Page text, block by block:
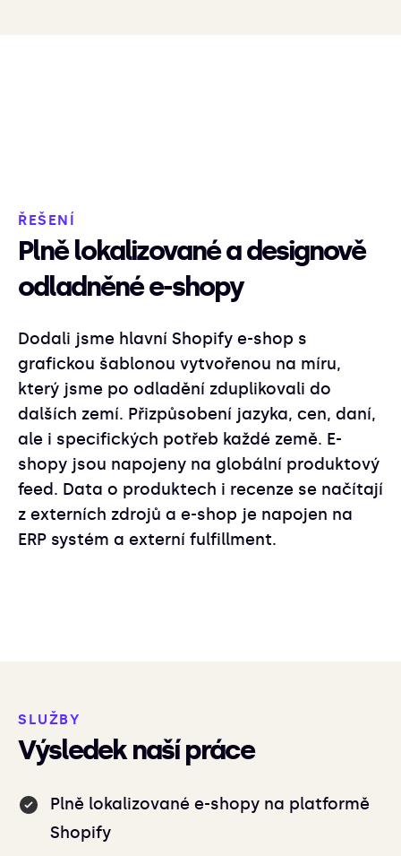
ŘEŠENÍ
Plně lokalizované a designově
odladněné e-shopy
Dodali jsme hlavní Shopify e-shop s
grafickou šablonou vytvořenou na míru,
který jsme po odladění zduplikovali do
dalších zemí. Přizpůsobení jazyka, cen, daní,
ale i specifických potřeb každé země. E-
shopy jsou napojeny na globální produktový
feed. Data o produktech i recenze se načítají
z externích zdrojů a e-shop je napojen na
ERP systém a externí fulfillment.
SLUŽBY
Výsledek naší práce
Plně lokalizované e-shopy na platformě
Shopify